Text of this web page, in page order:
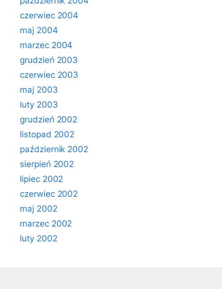
czerwiec 2004
maj 2004
marzec 2004
grudzień 2003
czerwiec 2003
maj 2003
luty 2003
grudzień 2002
listopad 2002
październik 2002
sierpień 2002
lipiec 2002
czerwiec 2002
maj 2002
marzec 2002
luty 2002